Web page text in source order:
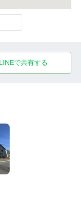
LINEで共有する